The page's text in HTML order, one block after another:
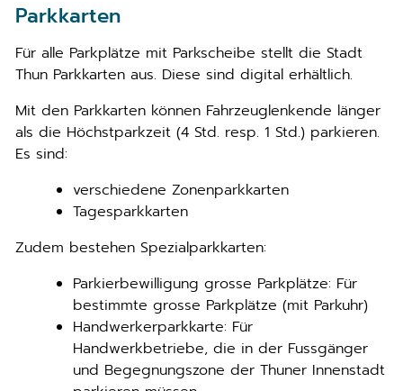
Parkkarten
Für alle Parkplätze mit Parkscheibe stellt die Stadt
Thun Parkkarten aus. Diese sind digital erhältlich.
Mit den Parkkarten können Fahrzeuglenkende länger
als die Höchstparkzeit (4 Std. resp. 1 Std.) parkieren.
Es sind:
verschiedene Zonenparkkarten
Tagesparkkarten
Zudem bestehen Spezialparkkarten:
Parkierbewilligung grosse Parkplätze: Für
bestimmte grosse Parkplätze (mit Parkuhr)
Handwerkerparkkarte: Für
Handwerkbetriebe, die in der Fussgänger
und Begegnungszone der Thuner Innenstadt